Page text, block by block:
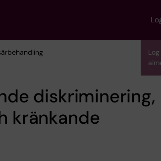
diskriminering,
kränkande